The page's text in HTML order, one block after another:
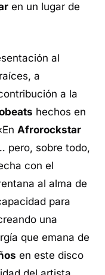
en un lugar de
al
a
a la
hechos en
Afrorockstar
pero, sobre todo,
con el
al alma de
para
una
que emana de
en este disco